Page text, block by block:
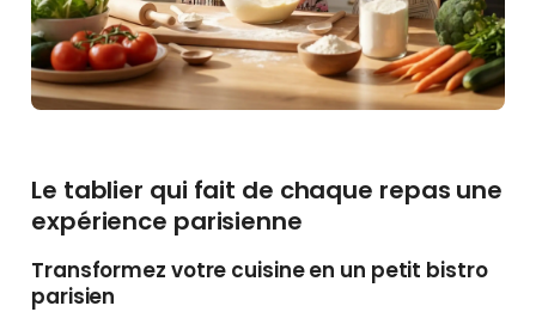
Le tablier qui fait de chaque repas une
expérience parisienne
Transformez votre cuisine en un petit bistro
parisien